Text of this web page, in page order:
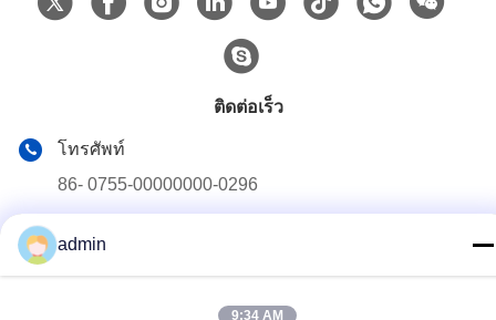
ติดต่อเร็ว
โทรศัพท์
86- 0755-00000000-0296
admin
9:34 AM